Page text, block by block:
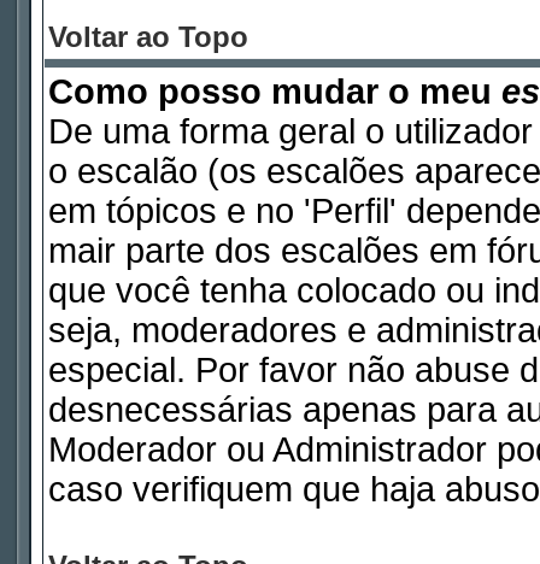
Voltar ao Topo
Como posso mudar o meu
De uma forma geral o
o escalão (os escalões
em tópicos e no 'Perfil'
mair parte dos escalões em
que você tenha colocado ou
seja, moderadores e
especial. Por favor não abuse
desnecessárias apenas para
Moderador ou Administrador
caso verifiquem que haja